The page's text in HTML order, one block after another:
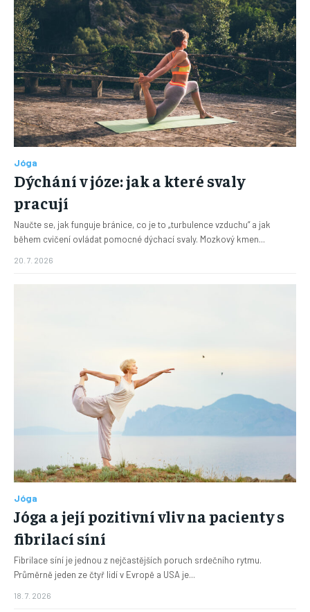
Jóga
Dýchání v józe: jak a které svaly
pracují
Naučte se, jak funguje bránice, co je to „turbulence vzduchu“ a jak
během cvičení ovládat pomocné dýchací svaly. Mozkový kmen...
20. 7. 2026
Jóga
Jóga a její pozitivní vliv na pacienty s
fibrilací síní
Fibrilace síní je jednou z nejčastějších poruch srdečního rytmu.
Průměrně jeden ze čtyř lidí v Evropě a USA je...
18. 7. 2026